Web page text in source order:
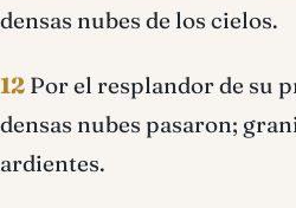
densas nubes de los cielos.
12 Por el resplandor de su
densas nubes pasaron;
ardientes.